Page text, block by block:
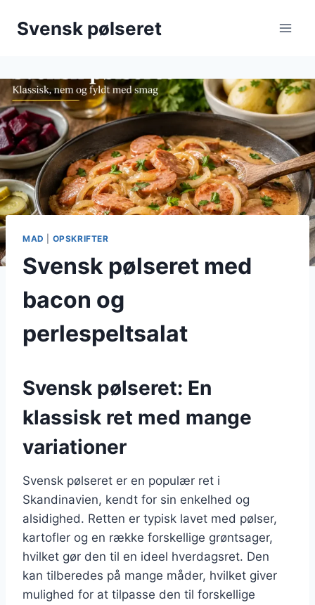
Svensk pølseret
MAD OPSKRIFTER
Svensk pølseret med
bacon og
perlespeltsalat
Svensk pølseret: En
klassisk ret med mange
variationer
Svensk pølseret er en populær ret i
Skandinavien, kendt for sin enkelhed og
alsidighed. Retten er typisk lavet med pølser,
kartofler og en række forskellige grøntsager,
hvilket gør den til en ideel hverdagsret. Den
kan tilberedes på mange måder, hvilket giver
mulighed for at tilpasse den til forskellige